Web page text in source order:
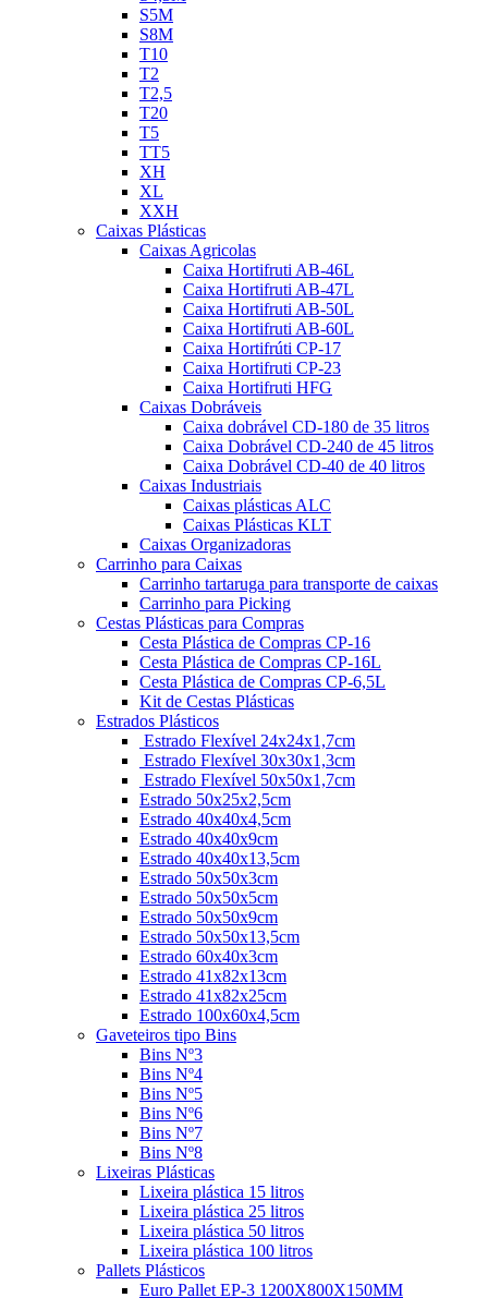
S5M
S8M
T10
T2
T2,5
T20
T5
TT5
XH
XL
XXH
Caixas Plásticas
Caixas Agricolas
Caixa Hortifruti AB-46L
Caixa Hortifruti AB-47L
Caixa Hortifruti AB-50L
Caixa Hortifruti AB-60L
Caixa Hortifrúti CP-17
Caixa Hortifruti CP-23
Caixa Hortifruti HFG
Caixas Dobráveis
Caixa dobrável CD-180 de 35 litros
Caixa Dobrável CD-240 de 45 litros
Caixa Dobrável CD-40 de 40 litros
Caixas Industriais
Caixas plásticas ALC
Caixas Plásticas KLT
Caixas Organizadoras
Carrinho para Caixas
Carrinho tartaruga para transporte de caixas
Carrinho para Picking
Cestas Plásticas para Compras
Cesta Plástica de Compras CP-16
Cesta Plástica de Compras CP-16L
Cesta Plástica de Compras CP-6,5L
Kit de Cestas Plásticas
Estrados Plásticos
Estrado Flexível 24x24x1,7cm
Estrado Flexível 30x30x1,3cm
Estrado Flexível 50x50x1,7cm
Estrado 50x25x2,5cm
Estrado 40x40x4,5cm
Estrado 40x40x9cm
Estrado 40x40x13,5cm
Estrado 50x50x3cm
Estrado 50x50x5cm
Estrado 50x50x9cm
Estrado 50x50x13,5cm
Estrado 60x40x3cm
Estrado 41x82x13cm
Estrado 41x82x25cm
Estrado 100x60x4,5cm
Gaveteiros tipo Bins
Bins Nº3
Bins Nº4
Bins Nº5
Bins Nº6
Bins Nº7
Bins Nº8
Lixeiras Plásticas
Lixeira plástica 15 litros
Lixeira plástica 25 litros
Lixeira plástica 50 litros
Lixeira plástica 100 litros
Pallets Plásticos
Euro Pallet EP-3 1200X800X150MM